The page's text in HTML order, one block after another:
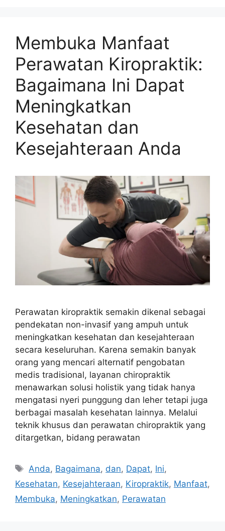
Membuka Manfaat
Perawatan Kiropraktik:
Bagaimana Ini Dapat
Meningkatkan
Kesehatan dan
Kesejahteraan Anda
Perawatan kiropraktik semakin dikenal sebagai
pendekatan non-invasif yang ampuh untuk
meningkatkan kesehatan dan kesejahteraan
secara keseluruhan. Karena semakin banyak
orang yang mencari alternatif pengobatan
medis tradisional, layanan chiropraktik
menawarkan solusi holistik yang tidak hanya
mengatasi nyeri punggung dan leher tetapi juga
berbagai masalah kesehatan lainnya. Melalui
teknik khusus dan perawatan chiropraktik yang
ditargetkan, bidang perawatan
Tags
Anda, Bagaimana, dan, Dapat, Ini,
Kesehatan, Kesejahteraan, Kiropraktik, Manfaat,
Membuka, Meningkatkan, Perawatan